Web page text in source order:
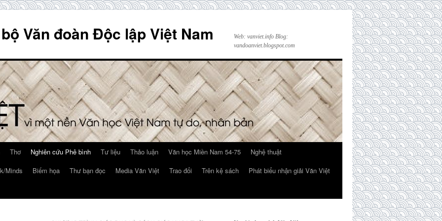
Văn đoàn Độc lập Việt Nam
Web: vanviet.info Blog:
vandoanviet.blogspot.com
Thơ Nghiên cứu Phê bình Tư liệu Thảo luận Văn học Miền Nam 54-75
Nghệ thuật
Minds Biếm họa Thư bạn đọc Media Văn Việt Trao đổi Trên kệ sách
Phát biểu nhận giải Văn Việt